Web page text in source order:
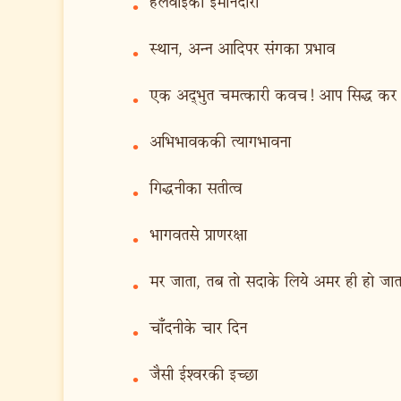
• हलवाईकी ईमानदारी
• स्थान, अन्न आदिपर संगका प्रभाव
• एक अद्‍भुत चमत्कारी कवच! आप सिद्ध
• अभिभावककी त्यागभावना
• गिद्धनीका सतीत्व
• भागवतसे प्राणरक्षा
• मर जाता, तब तो सदाके लिये अमर ही हो
• चाँदनीके चार दिन
• जैसी ईश्वरकी इच्छा